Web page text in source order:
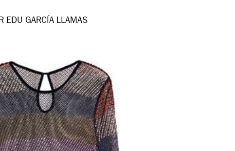
EDU GARCÍA LLAMAS